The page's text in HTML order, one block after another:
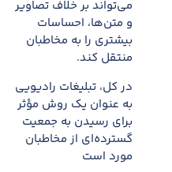
می‌تواند بر خلاف تصاویر
و متن‌ها، احساسات
بیشتری را به مخاطبان
منتقل کند.
در کل، تبلیغات رادیویی
به عنوان یک روش مؤثر
برای رسیدن به جمعیت
گسترده‌ای از مخاطبان
مورد است